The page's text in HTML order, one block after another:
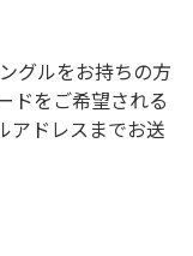
グルをお持ちの方
ドをご希望される
アドレスまでお送